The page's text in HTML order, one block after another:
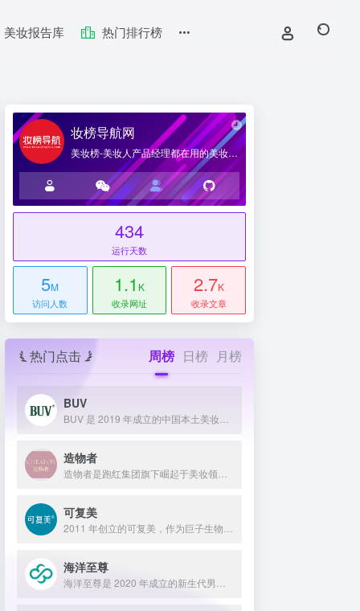
美妆报告库 热门排行榜
妆榜导航网
美妆榜-美妆人产品经理都在用的美妆产业导航网站
434
运行天数
5M
访问人数
1.1 K
收录网址
2.7K
收录文章
热门点击 周榜 日榜 月榜
BUV
造物者
可复美
海洋至尊